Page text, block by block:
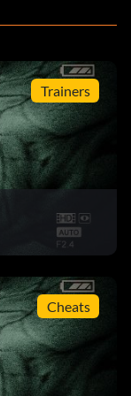
Trainers
Cheats